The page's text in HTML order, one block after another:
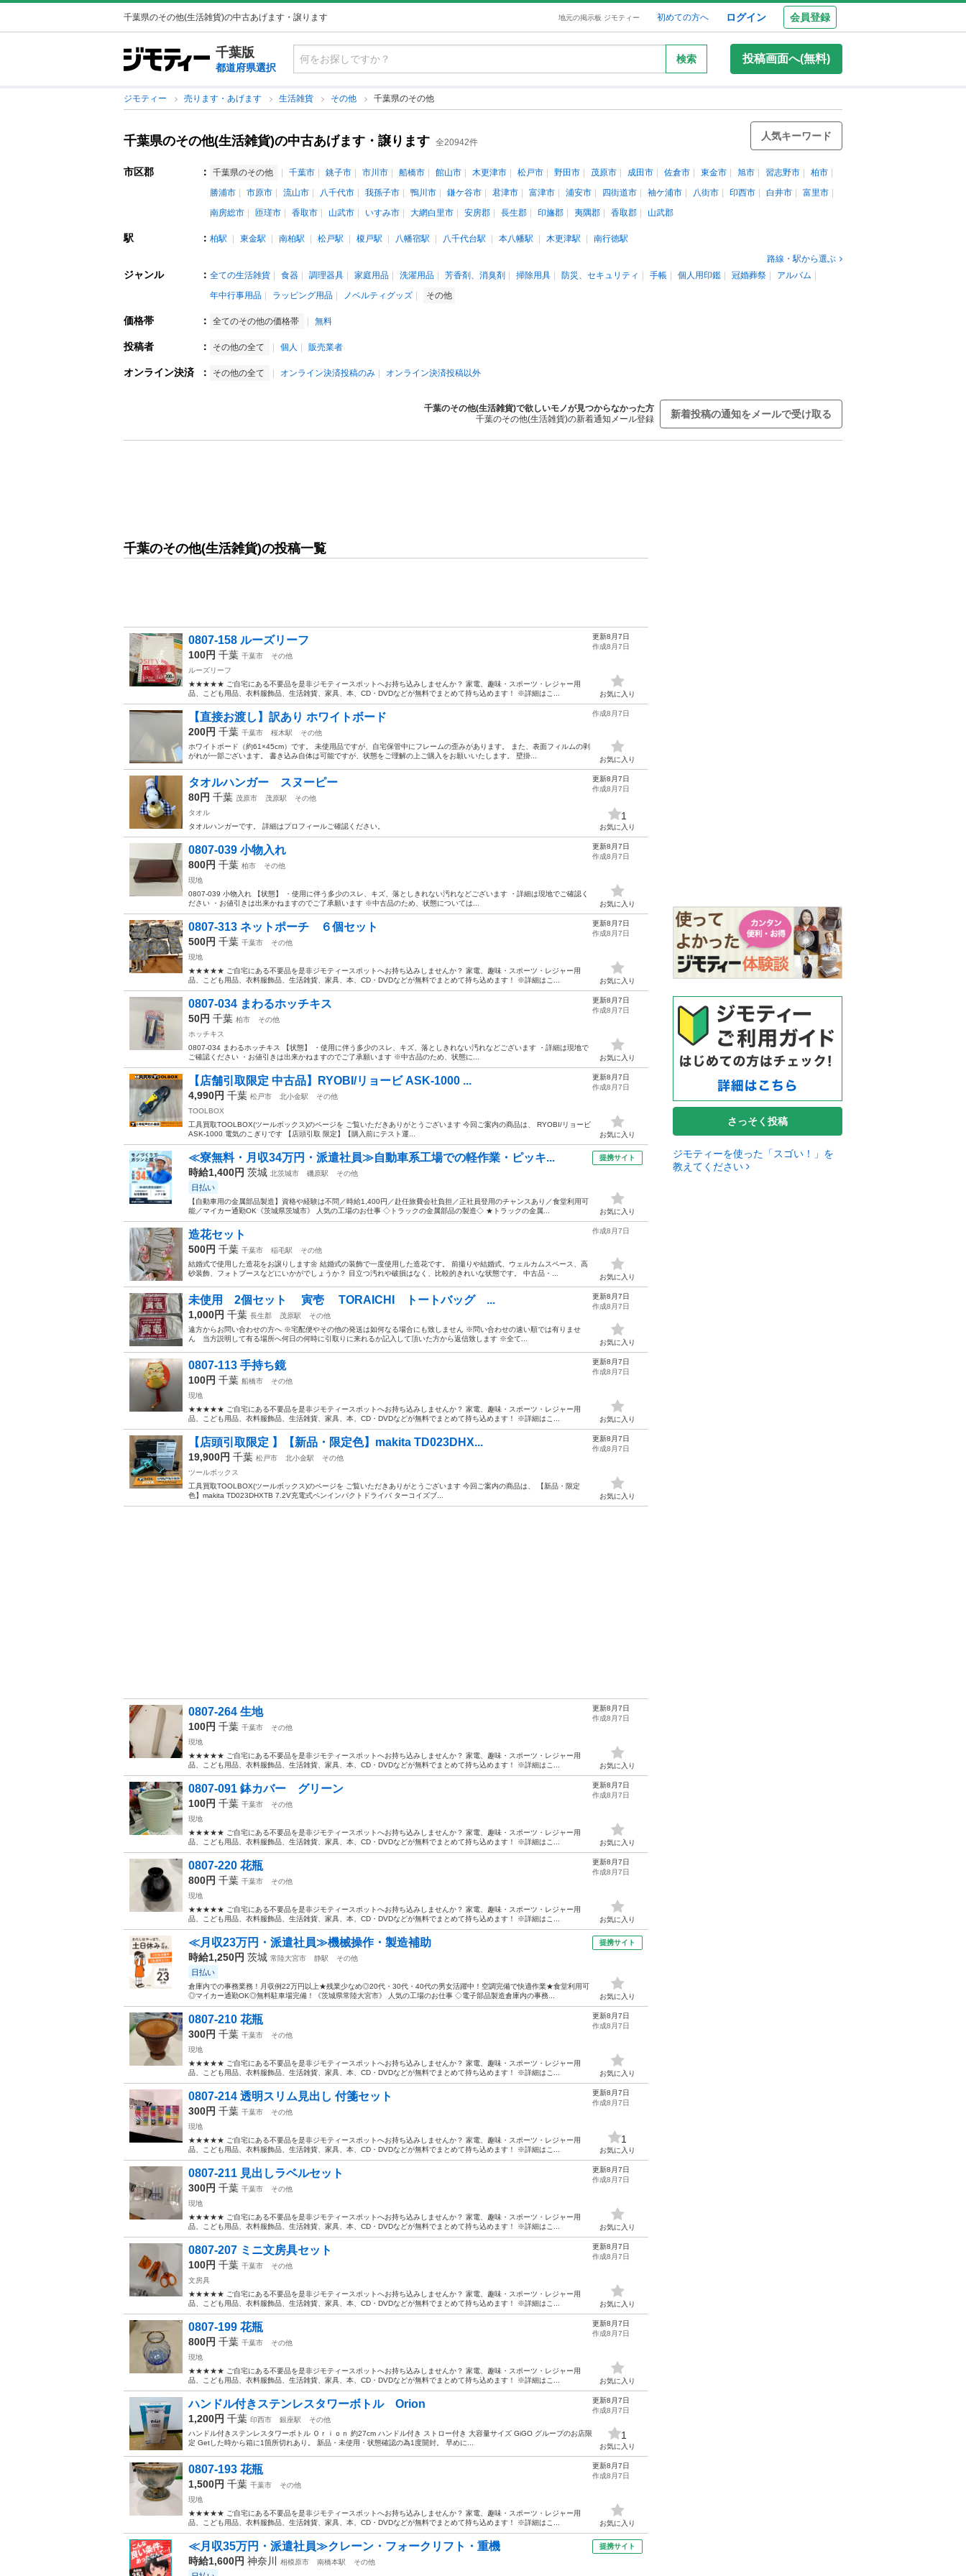
千葉県のその他(生活雑貨)の中古あげます・譲ります 地元の掲示板 ジモティー 初めての方へ ログイン 会員登録
千葉版
都道府県選択
検索 投稿画面へ(無料)
ジモティー 売ります・あげます 生活雑貨 その他 千葉県のその他
千葉県のその他(生活雑貨)の中古あげます・譲ります 全20942件
人気キーワード
市区郡 ： 千葉県のその他 千葉市 銚子市 市川市 船橋市 館山市 木更津市 松戸市 野田市 茂原市 成田市 佐倉市 東金市 旭市 習志野市
柏市
勝浦市
市原市 流山市 八千代市 我孫子市 鴨川市 鎌ケ谷市 君津市 富津市 浦安市 四街道市 袖ケ浦市 八街市 印西市 白井市
富里市
南房総市
匝瑳市 香取市 山武市 いすみ市 大網白里市 安房郡 長生郡 印旛郡 夷隅郡 香取郡 山武郡
駅 ： 柏駅 東金駅 南柏駅 松戸駅 榎戸駅 八幡宿駅 八千代台駅 本八幡駅 木更津駅
南行徳駅
路線・駅から選ぶ
ジャンル ： 全ての生活雑貨 食器 調理器具 家庭用品 洗濯用品 芳香剤、消臭剤 掃除用具 防災、セキュリティ 手帳 個人用印鑑 冠婚葬祭
アルバム
年中行事用品
ラッピング用品 ノベルティグッズ その他
価格帯 ： 全てのその他の価格帯 無料
投稿者 ： その他の全て 個人 販売業者
オンライン決済 ： その他の全て オンライン決済投稿のみ オンライン決済投稿以外
千葉のその他(生活雑貨)で欲しいモノが見つからなかった方
千葉のその他(生活雑貨)の新着通知メール登録
新着投稿の通知をメールで受け取る
千葉のその他(生活雑貨)の投稿一覧
0807-158 ルーズリーフ
100円 千葉 千葉市
その他
ルーズリーフ
★★★★★ ご自宅にある不要品を是非ジモティースポットへお持ち込みしませんか？ 家電、趣味・スポーツ・レジャー用
品、こども用品、衣料服飾品、生活雑貨、家具、本、CD・DVDなどが無料でまとめて持ち込めます！ ※詳細はこ...
更新8月7日
作成8月7日
お気に入り
【直接お渡し】訳あり ホワイトボード
200円 千葉 千葉市 桜木駅
その他
ホワイトボード（約61×45cm）です。 未使用品ですが、自宅保管中にフレームの歪みがあります。 また、表面フィルムの剥
がれが一部ございます。 書き込み自体は可能ですが、状態をご理解の上ご購入をお願いいたします。 壁掛...
作成8月7日
お気に入り
タオルハンガー スヌーピー
80円 千葉 茂原市 茂原駅
その他
タオル
タオルハンガーです。 詳細はプロフィールご確認ください。
更新8月7日
作成8月7日
1
お気に入り
0807-039 小物入れ
800円 千葉 柏市
その他
現地
0807-039 小物入れ 【状態】 ・使用に伴う多少のスレ、キズ、落としきれない汚れなどございます ・詳細は現地でご確認く
ださい ・お値引きは出来かねますのでご了承願います ※中古品のため、状態については...
更新8月7日
作成8月7日
お気に入り
0807-313 ネットポーチ ６個セット
500円 千葉 千葉市
その他
現地
★★★★★ ご自宅にある不要品を是非ジモティースポットへお持ち込みしませんか？ 家電、趣味・スポーツ・レジャー用
品、こども用品、衣料服飾品、生活雑貨、家具、本、CD・DVDなどが無料でまとめて持ち込めます！ ※詳細はこ...
更新8月7日
作成8月7日
お気に入り
0807-034 まわるホッチキス
50円 千葉 柏市
その他
ホッチキス
0807-034 まわるホッチキス 【状態】 ・使用に伴う多少のスレ、キズ、落としきれない汚れなどございます ・詳細は現地で
ご確認ください ・お値引きは出来かねますのでご了承願います ※中古品のため、状態に...
更新8月7日
作成8月7日
お気に入り
【店舗引取限定 中古品】RYOBI/リョービ ASK-1000 ...
4,990円 千葉 松戸市 北小金駅
その他
TOOLBOX
工具買取TOOLBOX(ツールボックス)のページを ご覧いただきありがとうございます 今回ご案内の商品は、 RYOBI/リョービ
ASK-1000 電気のこぎりです 【店頭引取 限定】【購入前にテスト運...
更新8月7日
作成8月7日
お気に入り
≪寮無料・月収34万円・派遣社員≫自動車系工場での軽作業・ピッキ...
時給1,400円 茨城 北茨城市 磯原駅 その他
日払い
【自動車用の金属部品製造】資格や経験は不問／時給1,400円／赴任旅費会社負担／正社員登用のチャンスあり／食堂利用可
能／マイカー通勤OK《茨城県茨城市》 人気の工場のお仕事 ◇トラックの金属部品の製造◇ ★トラックの金属...
提携サイト
お気に入り
造花セット
500円 千葉 千葉市 稲毛駅
その他
結婚式で使用した造花をお譲りします🌼 結婚式の装飾で一度使用した造花です。 前撮りや結婚式、ウェルカムスペース、高
砂装飾、フォトブースなどにいかがでしょうか？ 目立つ汚れや破損はなく、比較的きれいな状態です。 中古品・...
作成8月7日
お気に入り
未使用 2個セット 寅壱 TORAICHI トートバッグ ...
1,000円 千葉 長生郡 茂原駅
その他
遠方からお問い合わせの方へ ※宅配便やその他の発送は如何なる場合にも致しません ※問い合わせの速い順では有りませ
ん 当方説明して有る場所へ何日の何時に引取りに来れるか記入して頂いた方から返信致します ※全て...
更新8月7日
作成8月7日
お気に入り
0807-113 手持ち鏡
100円 千葉 船橋市
その他
現地
★★★★★ ご自宅にある不要品を是非ジモティースポットへお持ち込みしませんか？ 家電、趣味・スポーツ・レジャー用
品、こども用品、衣料服飾品、生活雑貨、家具、本、CD・DVDなどが無料でまとめて持ち込めます！ ※詳細はこ...
更新8月7日
作成8月7日
お気に入り
【店頭引取限定 】【新品・限定色】makita TD023DHX...
19,900円 千葉 松戸市 北小金駅
その他
ツールボックス
工具買取TOOLBOX(ツールボックス)のページを ご覧いただきありがとうございます 今回ご案内の商品は、 【新品・限定
色】makita TD023DHXTB 7.2V充電式ペンインパクトドライバ ターコイズブ...
更新8月7日
作成8月7日
お気に入り
0807-264 生地
100円 千葉 千葉市
その他
現地
★★★★★ ご自宅にある不要品を是非ジモティースポットへお持ち込みしませんか？ 家電、趣味・スポーツ・レジャー用
品、こども用品、衣料服飾品、生活雑貨、家具、本、CD・DVDなどが無料でまとめて持ち込めます！ ※詳細はこ...
更新8月7日
作成8月7日
お気に入り
0807-091 鉢カバー グリーン
100円 千葉 千葉市
その他
現地
★★★★★ ご自宅にある不要品を是非ジモティースポットへお持ち込みしませんか？ 家電、趣味・スポーツ・レジャー用
品、こども用品、衣料服飾品、生活雑貨、家具、本、CD・DVDなどが無料でまとめて持ち込めます！ ※詳細はこ...
更新8月7日
作成8月7日
お気に入り
0807-220 花瓶
800円 千葉 千葉市
その他
現地
★★★★★ ご自宅にある不要品を是非ジモティースポットへお持ち込みしませんか？ 家電、趣味・スポーツ・レジャー用
品、こども用品、衣料服飾品、生活雑貨、家具、本、CD・DVDなどが無料でまとめて持ち込めます！ ※詳細はこ...
更新8月7日
作成8月7日
お気に入り
≪月収23万円・派遣社員≫機械操作・製造補助
時給1,250円 茨城 常陸大宮市 静駅 その他
日払い
倉庫内での事務業務！月収例22万円以上★残業少なめ◎20代・30代・40代の男女活躍中！空調完備で快適作業★食堂利用可
◎マイカー通勤OK◎無料駐車場完備！《茨城県常陸大宮市》 人気の工場のお仕事 ◇電子部品製造倉庫内の事務...
提携サイト
お気に入り
0807-210 花瓶
300円 千葉 千葉市
その他
現地
★★★★★ ご自宅にある不要品を是非ジモティースポットへお持ち込みしませんか？ 家電、趣味・スポーツ・レジャー用
品、こども用品、衣料服飾品、生活雑貨、家具、本、CD・DVDなどが無料でまとめて持ち込めます！ ※詳細はこ...
更新8月7日
作成8月7日
お気に入り
0807-214 透明スリム見出し 付箋セット
300円 千葉 千葉市
その他
現地
★★★★★ ご自宅にある不要品を是非ジモティースポットへお持ち込みしませんか？ 家電、趣味・スポーツ・レジャー用
品、こども用品、衣料服飾品、生活雑貨、家具、本、CD・DVDなどが無料でまとめて持ち込めます！ ※詳細はこ...
更新8月7日
作成8月7日
1
お気に入り
0807-211 見出しラベルセット
300円 千葉 千葉市
その他
現地
★★★★★ ご自宅にある不要品を是非ジモティースポットへお持ち込みしませんか？ 家電、趣味・スポーツ・レジャー用
品、こども用品、衣料服飾品、生活雑貨、家具、本、CD・DVDなどが無料でまとめて持ち込めます！ ※詳細はこ...
更新8月7日
作成8月7日
お気に入り
0807-207 ミニ文房具セット
100円 千葉 千葉市
その他
文房具
★★★★★ ご自宅にある不要品を是非ジモティースポットへお持ち込みしませんか？ 家電、趣味・スポーツ・レジャー用
品、こども用品、衣料服飾品、生活雑貨、家具、本、CD・DVDなどが無料でまとめて持ち込めます！ ※詳細はこ...
更新8月7日
作成8月7日
お気に入り
0807-199 花瓶
800円 千葉 千葉市
その他
現地
★★★★★ ご自宅にある不要品を是非ジモティースポットへお持ち込みしませんか？ 家電、趣味・スポーツ・レジャー用
品、こども用品、衣料服飾品、生活雑貨、家具、本、CD・DVDなどが無料でまとめて持ち込めます！ ※詳細はこ...
更新8月7日
作成8月7日
お気に入り
ハンドル付きステンレスタワーボトル Orion
1,200円 千葉 印西市 銀座駅
その他
ハンドル付きステンレスタワーボトル Ｏｒｉｏｎ 約27cm ハンドル付き ストロー付き 大容量サイズ GiGO グループのお店限
定 Getした時から箱に1箇所切れあり。 新品・未使用・状態確認の為1度開封。 早めに...
更新8月7日
作成8月7日
1
お気に入り
0807-193 花瓶
1,500円 千葉 千葉市
その他
現地
★★★★★ ご自宅にある不要品を是非ジモティースポットへお持ち込みしませんか？ 家電、趣味・スポーツ・レジャー用
品、こども用品、衣料服飾品、生活雑貨、家具、本、CD・DVDなどが無料でまとめて持ち込めます！ ※詳細はこ...
更新8月7日
作成8月7日
お気に入り
≪月収35万円・派遣社員≫クレーン・フォークリフト・重機
時給1,600円 神奈川 相模原市 南橋本駅 その他
提携サイト
さっそく投稿
ジモティーを使った「スゴい！」を
教えてください